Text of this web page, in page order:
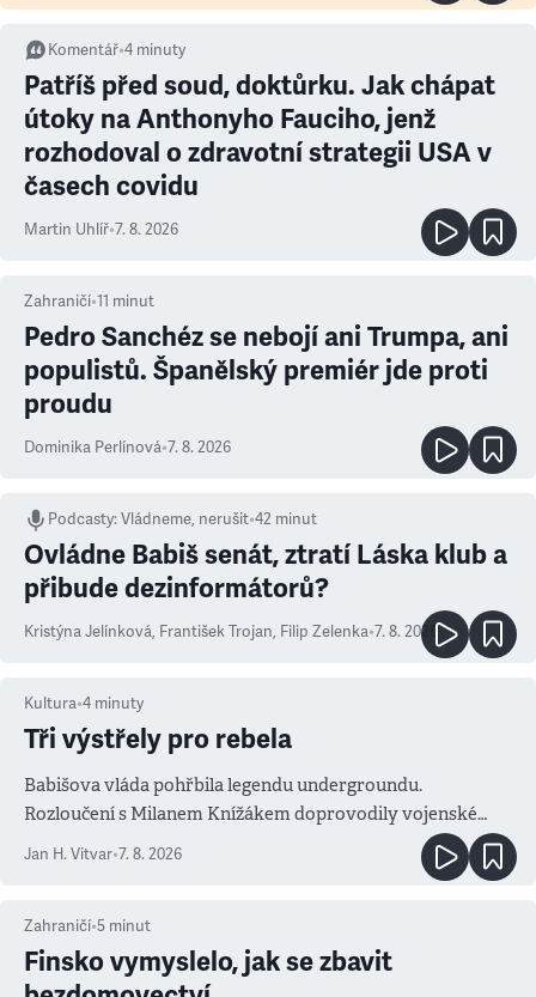
Komentář•4 minuty
Patříš před soud, doktůrku. Jak chápat
útoky na Anthonyho Fauciho, jenž
rozhodoval o zdravotní strategii USA v
časech covidu
Martin Uhlíř•7. 8. 2026
Zahraničí•11 minut
Pedro Sanchéz se nebojí ani Trumpa, ani
populistů. Španělský premiér jde proti
proudu
Dominika Perlínová•7. 8. 2026
Podcasty:Vládneme, nerušit•42 minut
Ovládne Babiš senát, ztratí Láska klub a
přibude dezinformátorů?
Kristýna Jelínková, František Trojan, Filip Zelenka•7. 8. 2026
Kultura•4 minuty
Tři výstřely pro rebela
Babišova vláda pohřbila legendu undergroundu.
Rozloučení s Milanem Knížákem doprovodily vojenské
salvy i kritika pokrokářů
Jan H. Vitvar•7. 8. 2026
Zahraničí•5 minut
Finsko vymyslelo, jak se zbavit